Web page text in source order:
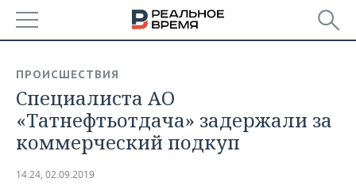
БАШКОРТОСТАН
ТАТАРСТАН
НОВОСТИ
АНАЛИТИКА
ПРОИСШЕСТВИЯ
Специалиста АО
«Татнефтьотдача» задержали за
коммерческий подкуп
14:24, 02.09.2019